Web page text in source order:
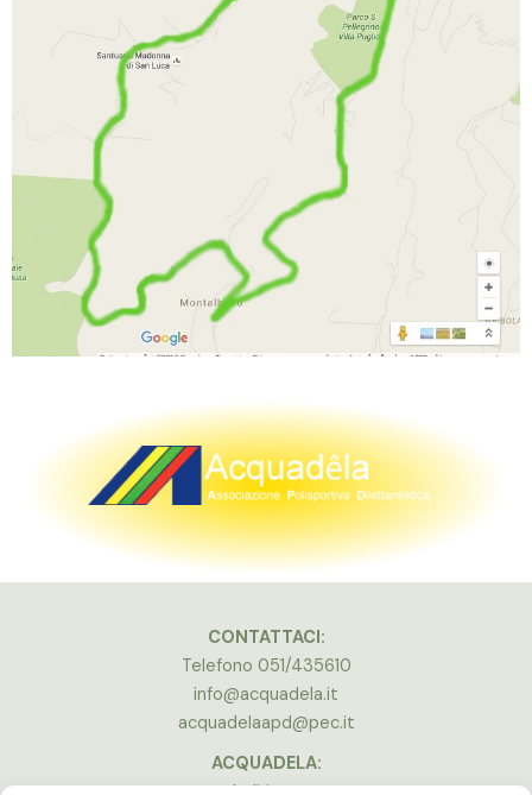
CONTATTACI:
Telefono 051/435610
info@acquadela.it
acquadelaapd@pec.it
ACQUADELA: